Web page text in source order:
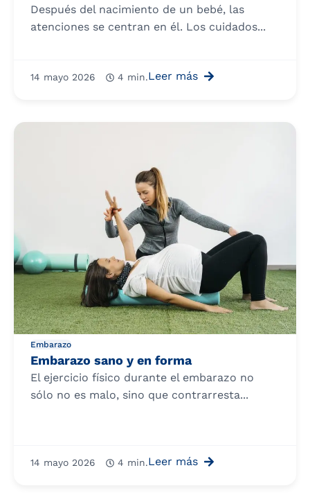
Después del nacimiento de un bebé, las
atenciones se centran en él. Los cuidados...
14 mayo 2026 4 min.Leer más
Embarazo
Embarazo sano y en forma
El ejercicio físico durante el embarazo no
sólo no es malo, sino que contrarresta...
14 mayo 2026 4 min.Leer más